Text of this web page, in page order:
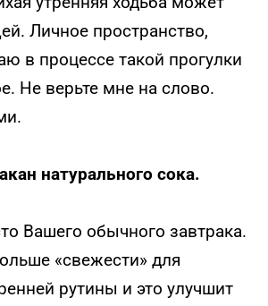
Личное пространство,
в процессе такой прогулки
Не верьте мне на слово.
натурального сока.
Вашего обычного завтрака.
«свежести» для
рутины и это улучшит